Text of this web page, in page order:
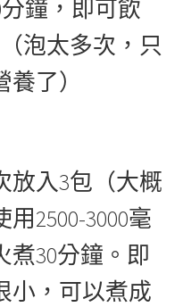
鐘，即可飲
泡太多次，只
了）
放入3包（大概
2500-3000毫
煮30分鐘。即
小，可以煮成